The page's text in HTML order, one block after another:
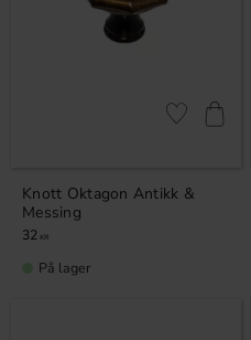
Knott Oktagon Antikk &
Messing
32 KR
Lagre som
På lager